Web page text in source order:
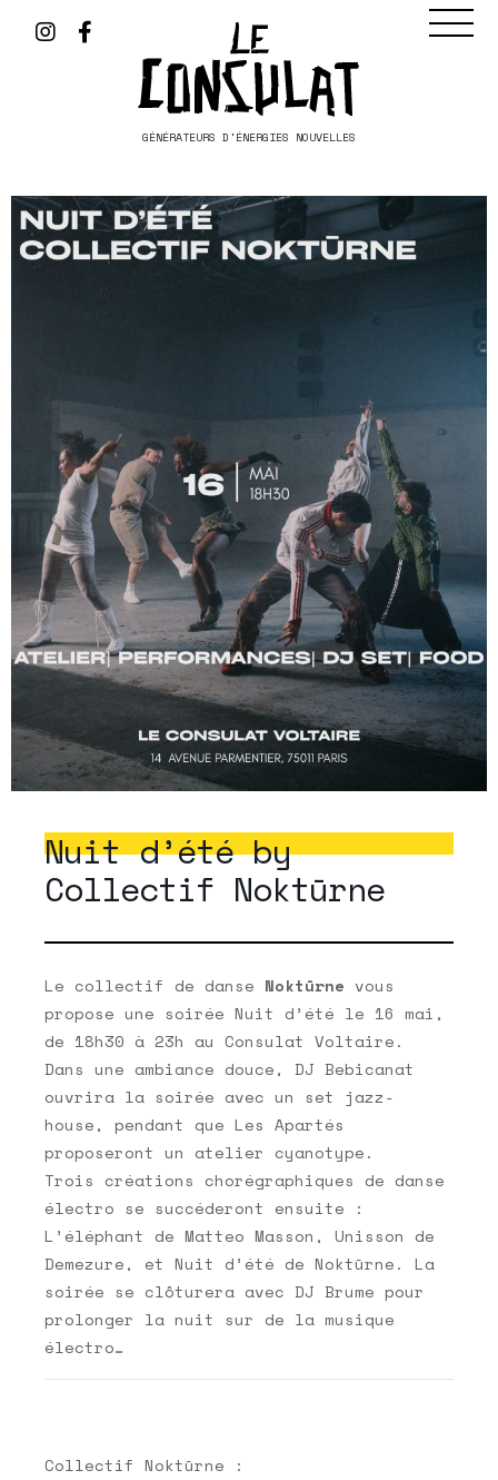
GÉNÉRATEURS D'ÉNERGIES NOUVELLES
Nuit d’été by
Collectif Noktūrne
Le collectif de danse Noktūrne vous
propose une soirée Nuit d’été le 16 mai,
de 18h30 à 23h au Consulat Voltaire.
Dans une ambiance douce, DJ Bebicanat
ouvrira la soirée avec un set jazz-
house, pendant que Les Apartés
proposeront un atelier cyanotype.
Trois créations chorégraphiques de danse
électro se succéderont ensuite :
L’éléphant de Matteo Masson, Unisson de
Demezure, et Nuit d’été de Noktūrne. La
soirée se clôturera avec DJ Brume pour
prolonger la nuit sur de la musique
électro…
Collectif Noktūrne :